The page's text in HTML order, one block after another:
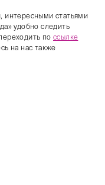
интересными статьями
удобно следить
по ссылке
на нас также